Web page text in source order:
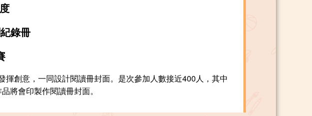
錄冊
創意，一同設計閱讀冊封面。是次參加人數接近400人，其中
將會印製作閱讀冊封面。